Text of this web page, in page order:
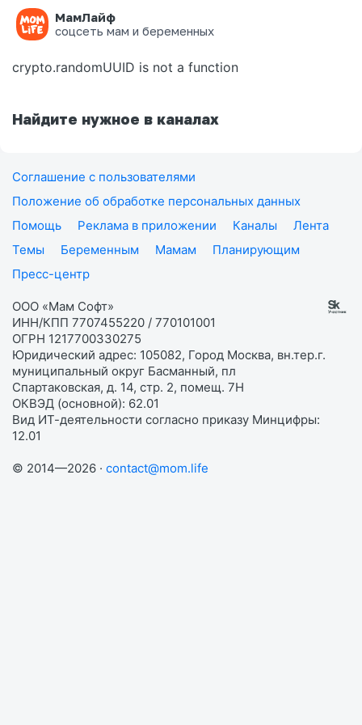
МамЛайф
соцсеть мам и беременных
Ошибка на странице
crypto.randomUUID is not a function
Найдите нужное в каналах
Соглашение с пользователями
Положение об обработке персональных данных
Помощь
Реклама в приложении Каналы
Лента
Темы
Беременным Мамам
Планирующим
Пресс-центр
ООО «Мам Софт»
ИНН/КПП 7707455220 / 770101001
ОГРН 1217700330275
Юридический адрес: 105082, Город Москва, вн.тер.г.
муниципальный округ Басманный, пл
Спартаковская, д. 14, стр. 2, помещ. 7Н
ОКВЭД (основной): 62.01
Вид ИТ-деятельности согласно приказу Минцифры:
12.01
© 2014—2026 · contact@mom.life